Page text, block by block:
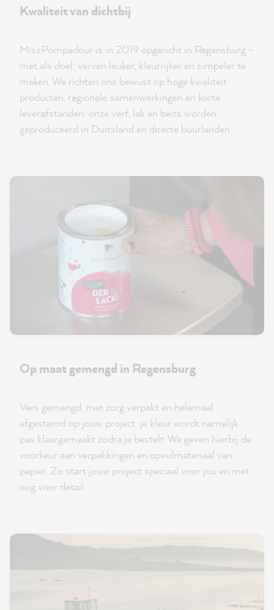
Kwaliteit van dichtbij
MissPompadour is in 2019 opgericht in Regensburg -
met als doel: verven leuker, kleurrijker en simpeler te
maken. We richten ons bewust op hoge kwaliteit
producten, regionale samenwerkingen en korte
leverafstanden: onze verf, lak en beits worden
geproduceerd in Duitsland en directe buurlanden.
Op maat gemengd in Regensburg
Vers gemengd, met zorg verpakt en helemaal
afgestemd op jouw project: je kleur wordt namelijk
pas klaargemaakt zodra je bestelt. We geven hierbij de
voorkeur aan verpakkingen en opvulmateriaal van
papier. Zo start jouw project speciaal voor jou en met
oog voor detail.